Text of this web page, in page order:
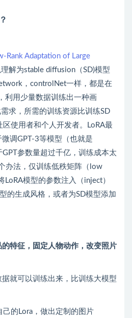
Rank Adaptation of Large
理解为stable diffusion（SD)模型
，controlNet一样，都是在
利用少量数据训练出一种画
求，所需的训练资源比训练SD
使用者和个人开发者。LoRA最
调GPT-3等模型（也就是
参数量超过千亿，训练成本太
办法，仅训练低秩矩阵（low
LoRA模型的参数注入（inject）
的生成风格，或者为SD模型添加
特征，固定人物动作，改变照片
就可以训练出来，比训练大模型
的Lora，做出定制的图片